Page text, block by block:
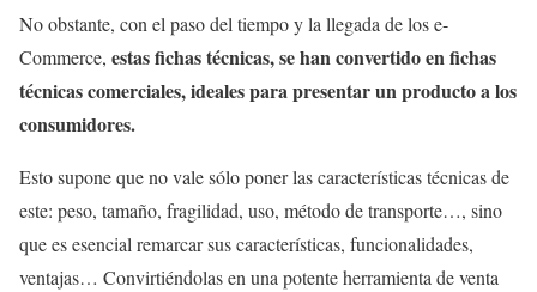
No obstante, con el paso del tiempo y la llegada de los e-
Commerce, estas fichas técnicas, se han convertido en fichas
técnicas comerciales, ideales para presentar un producto a los
consumidores.
Esto supone que no vale sólo poner las características técnicas de
este: peso, tamaño, fragilidad, uso, método de transporte…, sino
que es esencial remarcar sus características, funcionalidades,
ventajas… Convirtiéndolas en una potente herramienta de venta